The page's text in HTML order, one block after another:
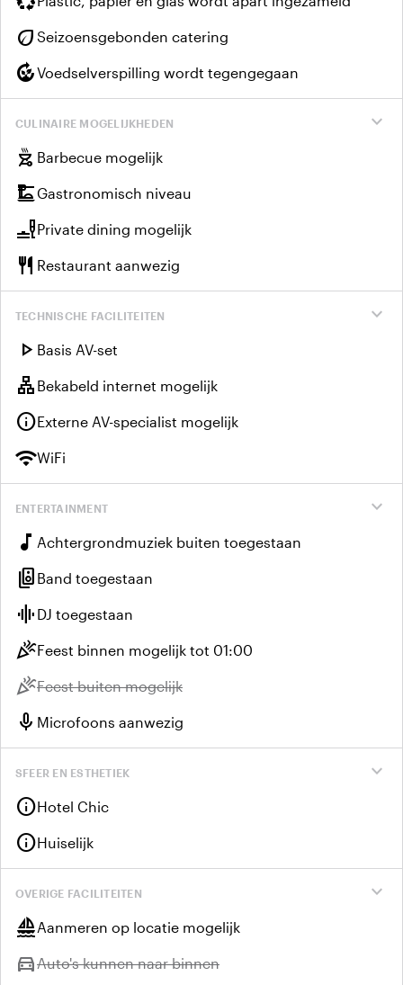
eco Seizoensgebonden catering
compostVoedselverspilling wordt tegengegaan
expand_more
CULINAIRE MOGELIJKHEDEN
outdoor_grill Barbecue mogelijk
dinner_diningGastronomisch niveau
brunch_diningPrivate dining mogelijk
restaurant Restaurant aanwezig
expand_more
TECHNISCHE FACILITEITEN
play_arrow Basis AV-set
lan Bekabeld internet mogelijk
infoExterne AV-specialist mogelijk
wifiWiFi
expand_more
ENTERTAINMENT
music_note Achtergrondmuziek buiten toegestaan
speaker_group Band toegestaan
graphic_eq DJ toegestaan
celebrationFeest binnen mogelijk tot 01:00
celebrationNiet beschikbaar:
Feest buiten mogelijk
mic Microfoons aanwezig
expand_more
SFEER EN ESTHETIEK
infoHotel Chic
infoHuiselijk
expand_more
OVERIGE FACILITEITEN
sailingAanmeren op locatie mogelijk
directions_carNiet beschikbaar:
Auto's kunnen naar binnen